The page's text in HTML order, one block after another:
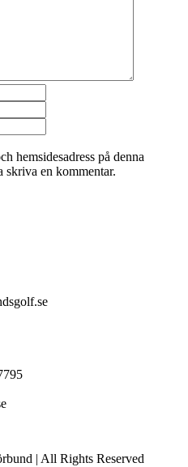
hemsidesadress på denna
skriva en kommentar.
| All Rights Reserved